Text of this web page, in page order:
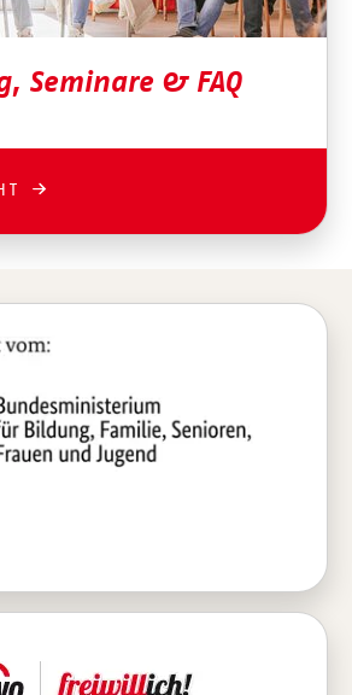
Seminare & FAQ